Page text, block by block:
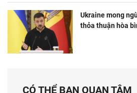
Ukraine mong
thỏa thuận hòa
CÓ THỂ BẠN QUAN TÂM